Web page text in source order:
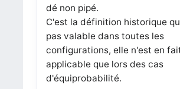
dé non pipé.
C'est la définition historique
pas valable dans toutes les
configurations, elle n'est en
applicable que lors des cas
d'équiprobabilité.